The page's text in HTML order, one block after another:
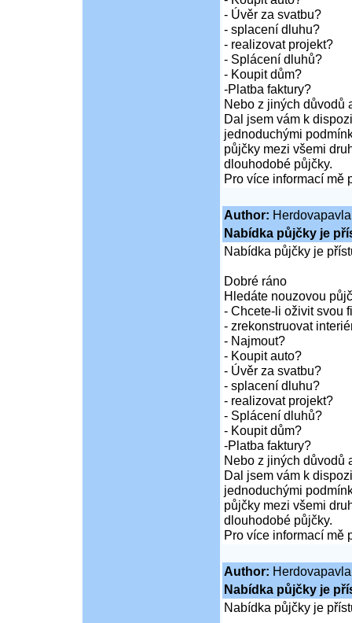
- Úvěr za svatbu?
- splacení dluhu?
- realizovat projekt?
- Splácení dluhů?
- Koupit dům?
-Platba faktury?
Nebo z jiných důvodů
Dal jsem vám k
jednoduchými
půjčky mezi všemi
dlouhodobé půjčky.
Pro více informací mě
Author: Herdovapavla
Nabídka půjčky je
Nabídka půjčky je
Dobré ráno
Hledáte nouzovou
- Chcete-li oživit svou
- zrekonstruovat
- Najmout?
- Koupit auto?
- Úvěr za svatbu?
- splacení dluhu?
- realizovat projekt?
- Splácení dluhů?
- Koupit dům?
-Platba faktury?
Nebo z jiných důvodů
Dal jsem vám k
jednoduchými
půjčky mezi všemi
dlouhodobé půjčky.
Pro více informací mě
Author: Herdovapavla
Nabídka půjčky je
Nabídka půjčky je